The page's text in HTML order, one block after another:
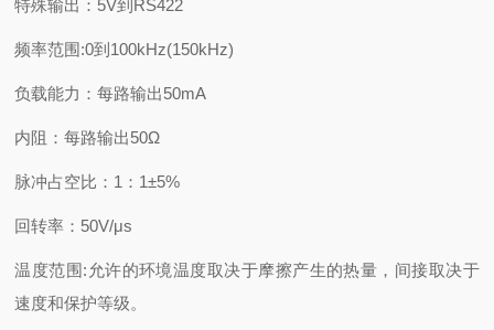
特殊输出：5V到RS422
频率范围:0到100kHz(150kHz)
负载能力：每路输出50mA
内阻：每路输出50Ω
脉冲占空比：1：1±5%
回转率：50V/μs
温度范围:允许的环境温度取决于摩擦产生的热量，间接取决于
速度和保护等级。